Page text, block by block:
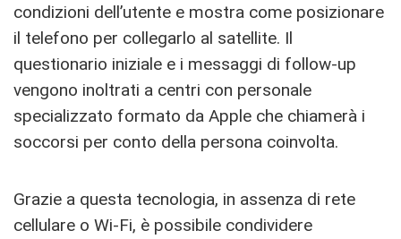
condizioni dell’utente e mostra come posizionare
il telefono per collegarlo al satellite. Il
questionario iniziale e i messaggi di follow-up
vengono inoltrati a centri con personale
specializzato formato da Apple che chiamerà i
soccorsi per conto della persona coinvolta.
Grazie a questa tecnologia, in assenza di rete
cellulare o Wi-Fi, è possibile condividere